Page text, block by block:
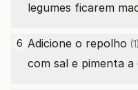
legumes ficarem
6 Adicione o repolho (1)
com sal e pimenta a